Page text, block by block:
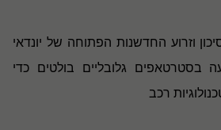
וזרוע החדשנות הפתוחה של יונדאי
בסטרטאפים גלובליים בולטים כדי
רכב